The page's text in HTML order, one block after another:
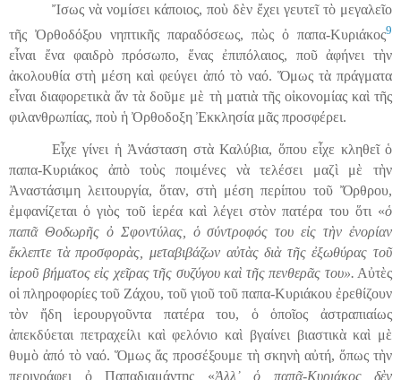
Ἴσως νὰ νομίσει κάποιος, ποὺ δὲν ἔχει γευτεῖ τὸ μεγαλεῖο
τῆς Ὀρθοδόξου νηπτικῆς παραδόσεως, πὼς ὀ παπα-Κυριάκος9
εἶναι ἔνα φαιδρὸ πρόσωπο, ἕνας ἐπιπόλαιος, ποῦ ἀφήνει τὴν
ἀκολουθία στὴ μέση καὶ φεύγει ἀπό τὸ ναό. Ὅμως τὰ πράγματα
εἶναι διαφορετικὰ ἄν τὰ δοῦμε μὲ τὴ ματιὰ τῆς οἰκονομίας καὶ τῆς
φιλανθρωπίας, ποὺ ἡ Ὀρθοδοξη Ἐκκλησία μᾶς προσφέρει.
Εἶχε γίνει ἡ Ἀνάσταση στὰ Καλύβια, ὅπου εἶχε κληθεῖ ὁ
παπα-Κυριάκος ἀπὸ τοὺς ποιμένες νὰ τελέσει μαζὶ μὲ τὴν
Ἀναστάσιμη λειτουργία, ὅταν, στὴ μέση περίπου τοῦ Ὄρθρου,
ἐμφανίζεται ὁ γιὸς τοῦ ἱερέα καὶ λέγει στὸν πατέρα του ὅτι «ὁ
παπᾶ Θοδωρῆς ὀ Σφοντύλας, ὁ σύντροφός του εἰς τὴν ἐνορίαν
ἔκλεπτε τὰ προσφορὰς, μεταβιβάζων αὐτὰς διὰ τῆς ἐξωθύρας τοῦ
ἱεροῦ βήματος εἰς χεῖρας τῆς συζύγου καὶ τῆς πενθερᾶς του». Αὐτὲς
οἱ πληροφορίες τοῦ Ζάχου, τοῦ γιοῦ τοῦ παπα-Κυριάκου ἐρεθίζουν
τὸν ἤδη ἱερουργοῦντα πατέρα του, ὁ ὁποῖος ἀστραπιαίως
ἀπεκδύεται πετραχείλι καὶ φελόνιο καὶ βγαίνει βιαστικὰ καὶ μὲ
θυμὸ ἀπό τὸ ναό. Ὅμως ἄς προσέξουμε τὴ σκηνὴ αὐτή, ὅπως τὴν
περιγράφει ὀ Παπαδιαμάντης «Ἀλλ᾿ ὁ παπᾶ-Κυριάκος δὲν